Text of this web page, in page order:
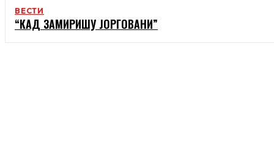
ВЕСТИ
“КАД ЗАМИРИШУ ЈОРГОВАНИ”